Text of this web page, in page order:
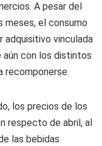
A pesar del
meses, el consumo
adquisitivo vinculada
aún con los distintos
recomponerse.
los precios de los
respecto de abril, al
las bebidas